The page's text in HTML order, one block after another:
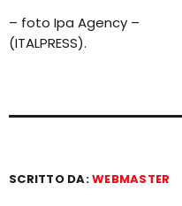
– foto Ipa Agency –
(ITALPRESS).
SCRITTO DA:WEBMASTER